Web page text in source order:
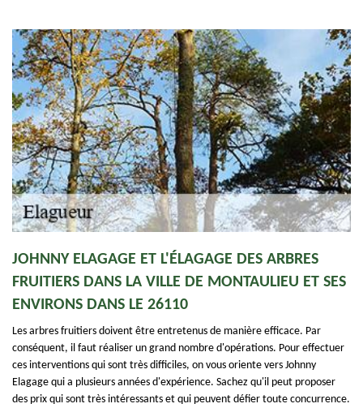
JOHNNY ELAGAGE ET L'ÉLAGAGE DES ARBRES
FRUITIERS DANS LA VILLE DE MONTAULIEU ET SES
ENVIRONS DANS LE 26110
Les arbres fruitiers doivent être entretenus de manière efficace. Par
conséquent, il faut réaliser un grand nombre d'opérations. Pour effectuer
ces interventions qui sont très difficiles, on vous oriente vers Johnny
Elagage qui a plusieurs années d'expérience. Sachez qu'il peut proposer
des prix qui sont très intéressants et qui peuvent défier toute concurrence.